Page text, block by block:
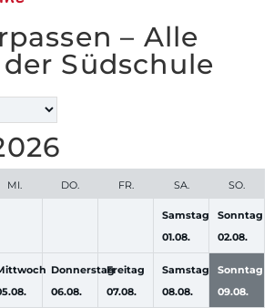
– Alle
Südschule
MI. DO. FR. SA. SO.
Samstag
01.08.
Sonntag
02.08.
08.
Donnerstag
06.08.
Freitag
07.08.
Samstag
08.08.
Sonntag
09.08.